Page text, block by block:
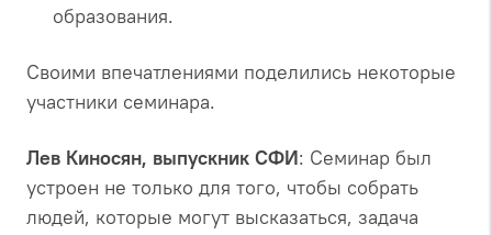
образования.
Своими впечатлениями поделились некоторые
участники семинара.
Лев Киносян, выпускник СФИ: Семинар был
устроен не только для того, чтобы собрать
людей, которые могут высказаться, задача